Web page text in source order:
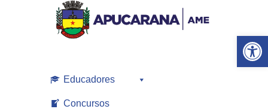
Open toolbar
Educadores
Concursos